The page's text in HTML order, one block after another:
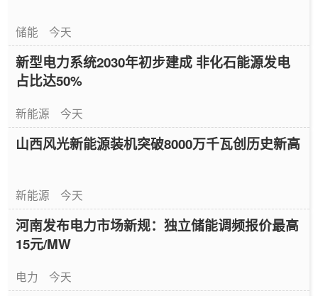
储能 今天
新型电力系统2030年初步建成 非化石能源发电
占比达50%
新能源 今天
山西风光新能源装机突破8000万千瓦创历史新高
新能源 今天
河南发布电力市场新规：独立储能调频报价最高
15元/MW
电力 今天